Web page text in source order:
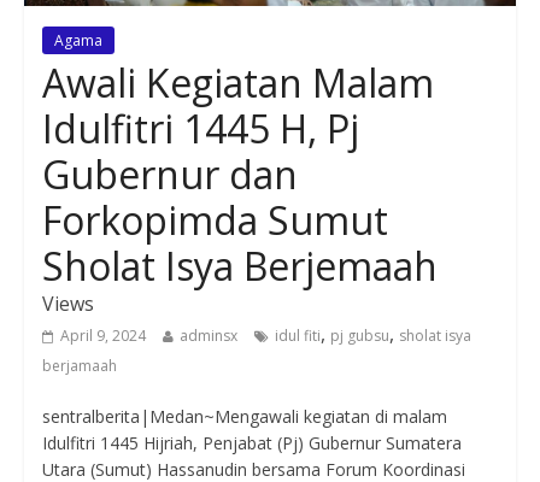
Agama
Awali Kegiatan Malam
Idulfitri 1445 H, Pj
Gubernur dan
Forkopimda Sumut
Sholat Isya Berjemaah
Views
April 9, 2024 adminsx idul fiti, pj gubsu, sholat isya
berjamaah
sentralberita|Medan~Mengawali kegiatan di malam
Idulfitri 1445 Hijriah, Penjabat (Pj) Gubernur Sumatera
Utara (Sumut) Hassanudin bersama Forum Koordinasi